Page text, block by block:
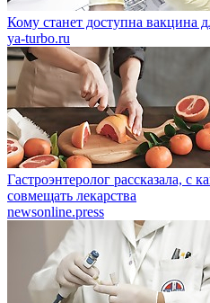
Кому станет доступна вакцина
ya-turbo.ru
Гастроэнтеролог рассказала, с
совмещать лекарства
newsonline.press